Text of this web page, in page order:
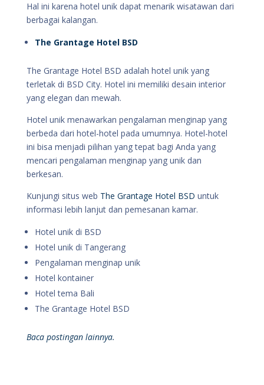
Hal ini karena hotel unik dapat menarik wisatawan dari
berbagai kalangan.
The Grantage Hotel BSD
The Grantage Hotel BSD adalah hotel unik yang
terletak di BSD City. Hotel ini memiliki desain interior
yang elegan dan mewah.
Hotel unik menawarkan pengalaman menginap yang
berbeda dari hotel-hotel pada umumnya. Hotel-hotel
ini bisa menjadi pilihan yang tepat bagi Anda yang
mencari pengalaman menginap yang unik dan
berkesan.
Kunjungi situs web The Grantage Hotel BSD untuk
informasi lebih lanjut dan pemesanan kamar.
Hotel unik di BSD
Hotel unik di Tangerang
Pengalaman menginap unik
Hotel kontainer
Hotel tema Bali
The Grantage Hotel BSD
Baca postingan lainnya.